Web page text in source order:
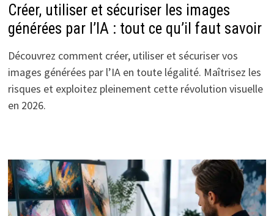
Créer, utiliser et sécuriser les images
générées par l’IA : tout ce qu’il faut savoir
Découvrez comment créer, utiliser et sécuriser vos
images générées par l’IA en toute légalité. Maîtrisez les
risques et exploitez pleinement cette révolution visuelle
en 2026.